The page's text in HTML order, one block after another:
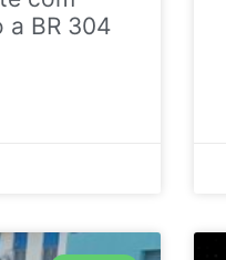
BR 304